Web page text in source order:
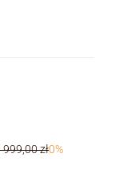
999,00 zł0%